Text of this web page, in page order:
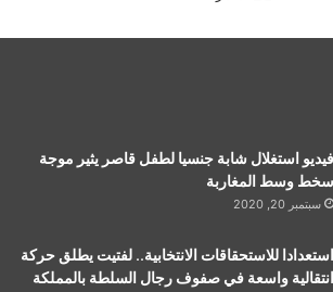
فيديو استغلال شابة جنسيا لطفل قاصر يثير موجة
سخط وسط المغاربة
سبتمبر 20, 2020
استعدادا للاستحقاقات الانتخابية.. لفتيت يطلق حركة
انتقالية واسعة في صفوف رجال السلطة بالمملكة